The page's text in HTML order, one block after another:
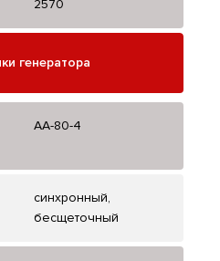
2570
генератора
AA-80-4
синхронный,
бесщеточный